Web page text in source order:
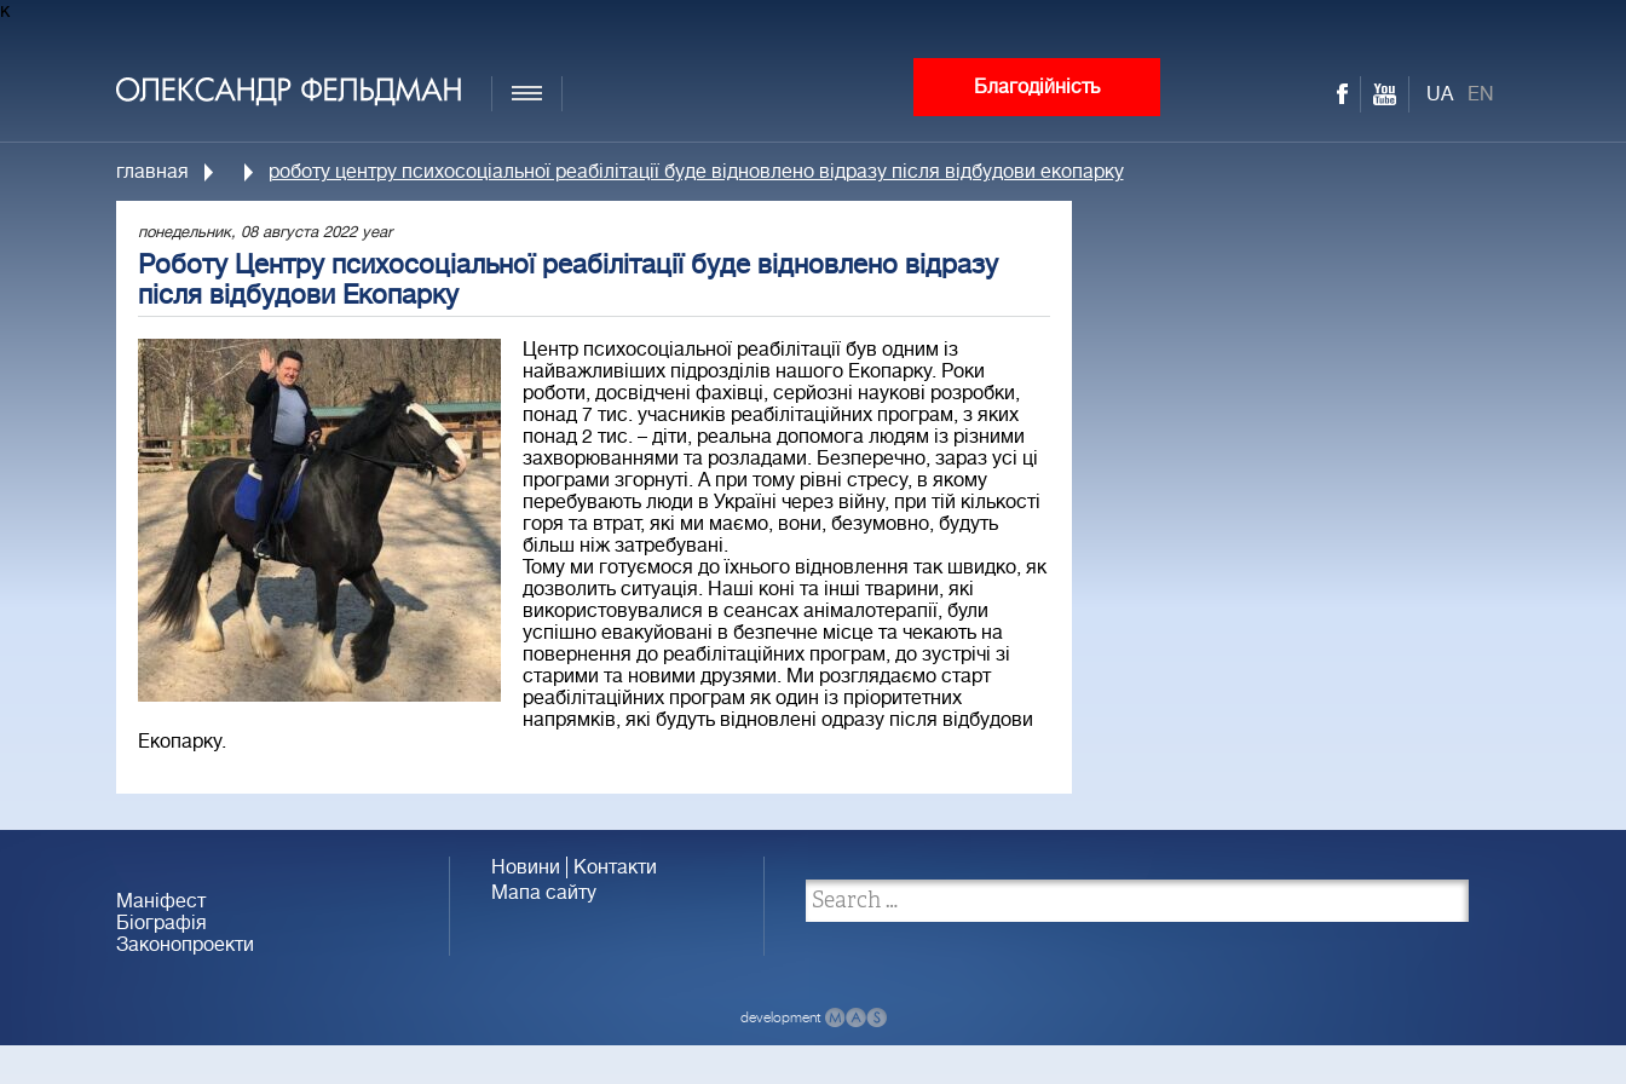
к
Благодійність UA EN
главная роботу центру психосоціальної реабілітації буде відновлено відразу після відбудови екопарку
понедельник, 08 августа 2022 year
Роботу Центру психосоціальної реабілітації буде відновлено відразу
після відбудови Екопарку
Центр психосоціальної реабілітації був одним із
найважливіших підрозділів нашого Екопарку. Роки
роботи, досвідчені фахівці, серйозні наукові розробки,
понад 7 тис. учасників реабілітаційних програм, з яких
понад 2 тис. – діти, реальна допомога людям із різними
захворюваннями та розладами. Безперечно, зараз усі ці
програми згорнуті. А при тому рівні стресу, в якому
перебувають люди в Україні через війну, при тій кількості
горя та втрат, які ми маємо, вони, безумовно, будуть
більш ніж затребувані.
Тому ми готуємося до їхнього відновлення так швидко, як
дозволить ситуація. Наші коні та інші тварини, які
використовувалися в сеансах анімалотерапії, були
успішно евакуйовані в безпечне місце та чекають на
повернення до реабілітаційних програм, до зустрічі зі
старими та новими друзями. Ми розглядаємо старт
реабілітаційних програм як один із пріоритетних
напрямків, які будуть відновлені одразу після відбудови
Екопарку.
Маніфест
Біографія
Законопроекти
Новини
Контакти
Мапа сайту
development